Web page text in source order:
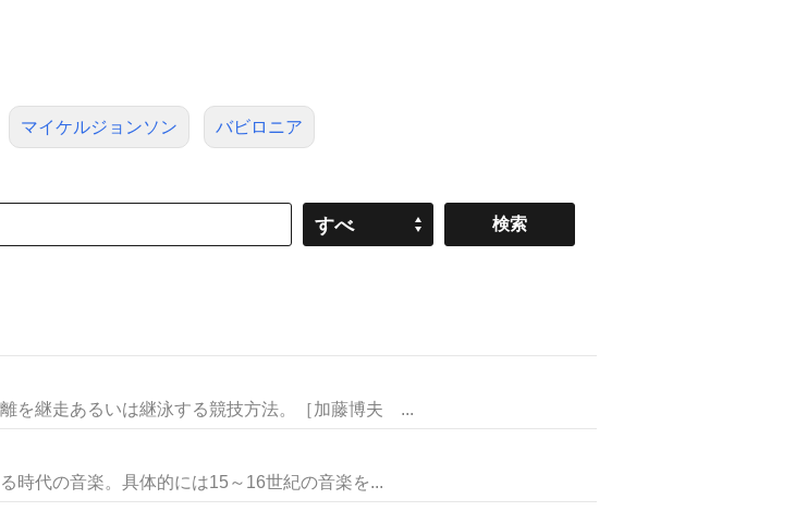
マイケルジョンソン バビロニア
すべ
を継走あるいは継泳する競技方法。［加藤博夫 ...
時代の音楽。具体的には15～16世紀の音楽を...